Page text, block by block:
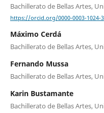
Bachillerato de Bellas Artes,
https://orcid.org/0000-0003-1024-
Máximo Cerdá
Bachillerato de Bellas Artes,
Fernando Mussa
Bachillerato de Bellas Artes,
Karin Bustamante
Bachillerato de Bellas Artes,